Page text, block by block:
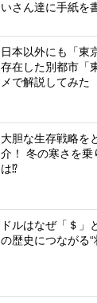
いさん達に手紙を
日本以外にも「東
存在した別都市「
メで解説してみた
大胆な生存戦略を
介！ 冬の寒さを乗
は⁉
ドルはなぜ「＄」
の歴史につながる